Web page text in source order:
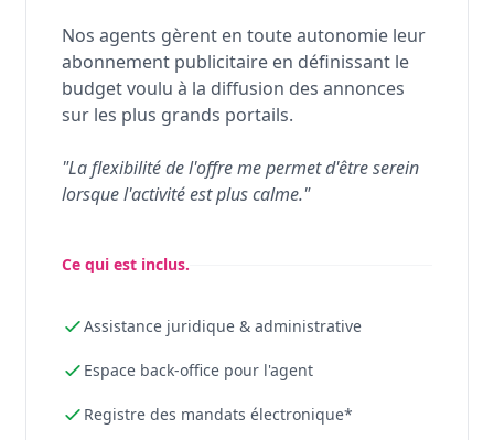
Nos agents gèrent en toute autonomie leur
abonnement publicitaire en définissant le
budget voulu à la diffusion des annonces
sur les plus grands portails.
"La flexibilité de l'offre me permet d'être serein
lorsque l'activité est plus calme."
Ce qui est inclus.
Assistance juridique & administrative
Espace back-office pour l'agent
Registre des mandats électronique*